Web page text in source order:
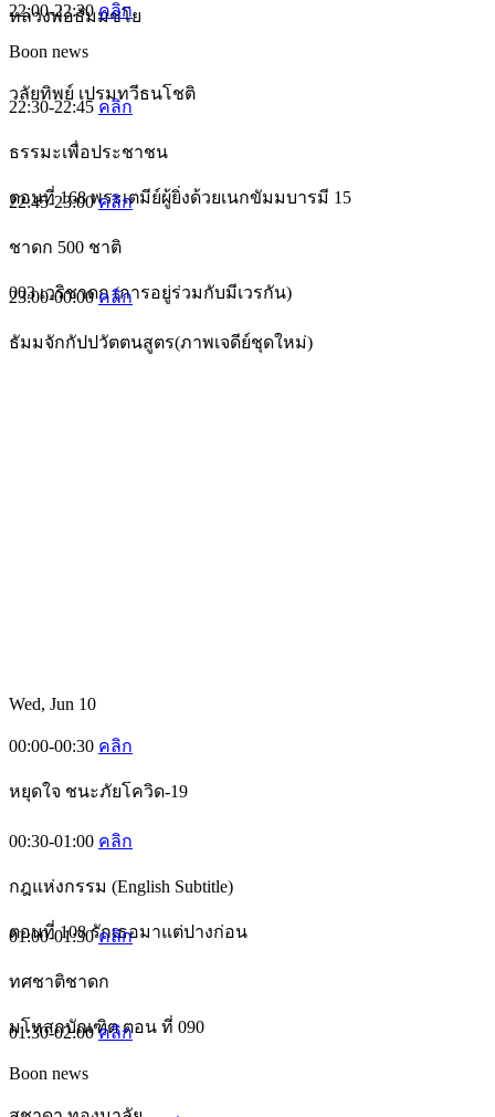
หลวงพ่อธัมมชโย
22:00-22:30คลิก
Boon news
วลัยทิพย์ เปรมทวีธนโชติ
22:30-22:45 คลิก
ธรรมะเพื่อประชาชน
ตอนที่ 168 พระเตมีย์ผู้ยิ่งด้วยเนกขัมมบารมี 15
22:45-23:00คลิก
ชาดก 500 ชาติ
003 เวริชาดก (การอยู่ร่วมกับมีเวรกัน)
23:00-00:00คลิก
ธัมมจักกัปปวัตตนสูตร(ภาพเจดีย์ชุดใหม่)
Wed, Jun 10
00:00-00:30 คลิก
หยุดใจ ชนะภัยโควิด-19
00:30-01:00 คลิก
กฎแห่งกรรม (English Subtitle)
ตอนที่ 108 รักเธอมาแต่ปางก่อน
01:00-01:30คลิก
ทศชาติชาดก
มโหสถบัณฑิต ตอน ที่ 090
01:30-02:00คลิก
Boon news